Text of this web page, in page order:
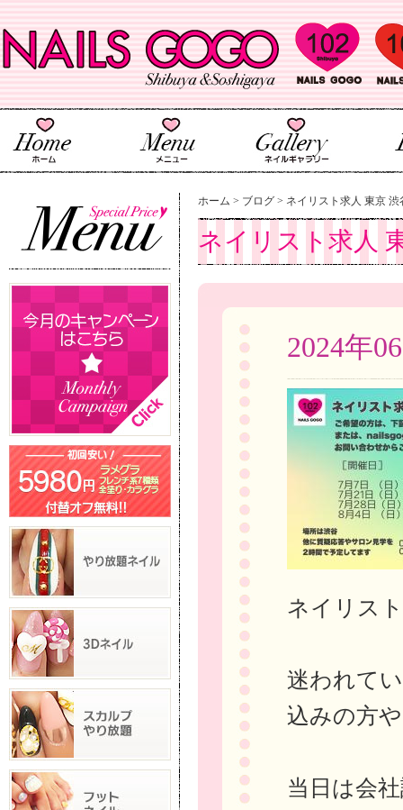
ホーム > ブログ > ネイリスト求人 東京
2024年
ネイリス
迷われて
込みの方
当日は会